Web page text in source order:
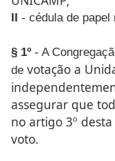
II - cédula de papel
§ 1º - A
de votação a
assegurar que
no artigo 3º
voto.